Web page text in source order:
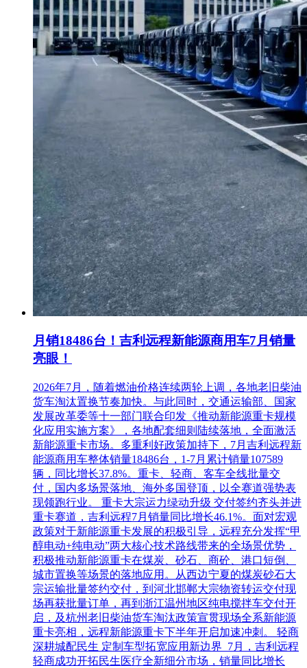
月销18486台！吉利远程新能源商用车7月销量
亮眼！
2026年7月，随着燃油价格连续两轮上调，各地老旧柴油
货车淘汰置换节奏加快。与此同时，交通运输部、国家
发展改革委等十一部门联合印发《推动新能源重卡规模
化应用实施方案》，各地配套细则陆续落地，全面激活
新能源重卡市场。多重利好政策加持下，7月吉利远程新
能源商用车整体销量18486台，1-7月累计销量107589
辆，同比增长37.8%。重卡、轻商、客车全线批量交
付，国内多场景落地、海外多国登顶，以全赛道强势表
现领跑行业。 重卡大宗运力绿动升级 交付签约齐头并进
重卡赛道，吉利远程7月销量同比增长46.1%。面对宏观
政策对于新能源重卡发展的积极引导，远程充分发挥“甲
醇电动+纯电动”两大核心技术路线带来的全场景优势，
积极推动新能源重卡在煤炭、砂石、商砼、港口短倒、
城市置换等场景的落地应用。从西边宁夏的煤炭砂石大
宗运输批量签约交付，到河北邯郸大宗物资转运交付现
场再获批量订单，再到浙江温州地区纯电搅拌车交付开
启，及杭州老旧柴油货车淘汰政策宣贯现场全系新能源
重卡亮相，远程新能源重卡下半年开启加速冲刺。 轻商
深耕城配民生 定制车型拓宽应用新边界 7月，吉利远程
轻商成功开拓民生医疗全新细分市场，销量同比增长